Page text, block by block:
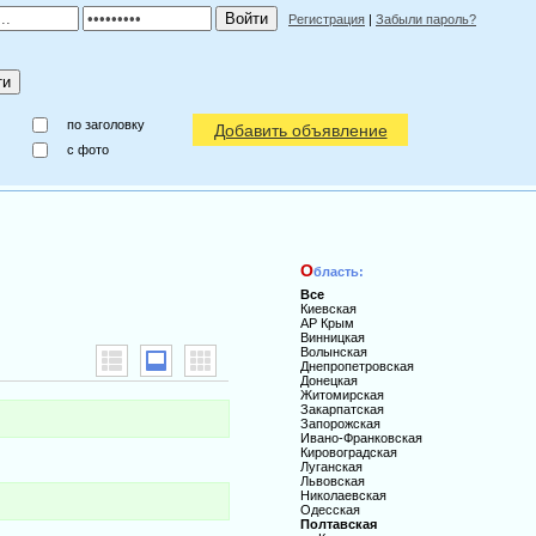
Регистрация | Забыли пароль?
по заголовку
c фото
Добавить объявление
Область:
Все
Киевская
АР Крым
Винницкая
Волынская
Днепропетровская
Донецкая
Житомирская
Закарпатская
Запорожская
Ивано-Франковская
Кировоградская
Луганская
Львовская
Николаевская
Одесская
Полтавская